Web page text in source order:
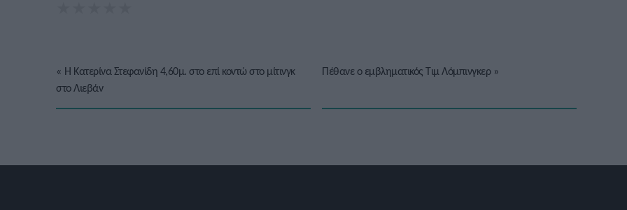
« Η Κατερίνα Στεφανίδη 4,60μ. στο επί κοντώ στο μίτινγκ
στο Λιεβάν
Πέθανε ο εμβληματικός Τιμ Λόμπινγκερ»